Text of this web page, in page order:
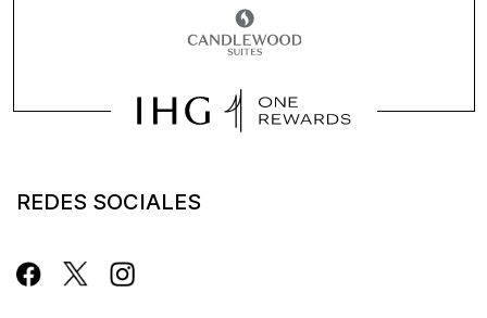
REDES SOCIALES